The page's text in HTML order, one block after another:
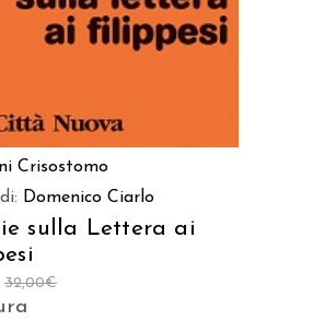
Crisostomo
Domenico Ciarlo
sulla Lettera ai
32,00€